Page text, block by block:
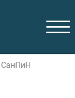
СанПиН